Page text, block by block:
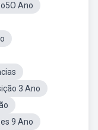
Ano
3 Ano
9 Ano